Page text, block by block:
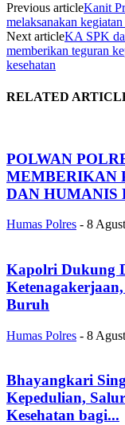
Previous articleKanit
melaksanakan
Next articleKA SPK
memberikan teguran
kesehatan
RELATED
POLWAN
MEMBERIKAN
DAN HUMANIS
Humas Polres - 8
Kapolri Dukung
Buruh
Humas Polres - 8
Bhayangkari
Kepedulian,
Kesehatan bagi...